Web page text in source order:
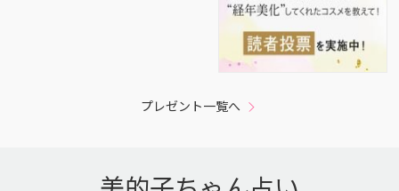
プレゼント一覧へ